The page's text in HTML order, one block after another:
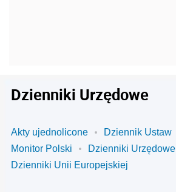
Dzienniki Urzędowe
Akty ujednolicone
Dziennik Ustaw
Monitor Polski
Dzienniki Urzędowe
Dzienniki Unii Europejskiej